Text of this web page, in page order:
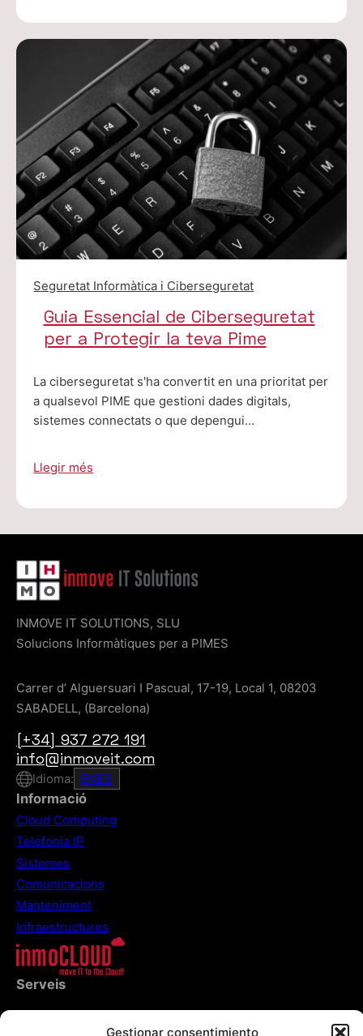
Gestionar consentimiento
Seguretat Informàtica i Ciberseguretat
Guia Essencial de Ciberseguretat
per a Protegir la teva Pime
La ciberseguretat s'ha convertit en una prioritat per
a qualsevol PIME que gestioni dades digitals,
sistemes connectats o que depengui…
Llegir més
INMOVE IT SOLUTIONS, SLU
Solucions Informàtiques per a PIMES
Carrer d’ Alguersuari I Pascual, 17-19, Local 1, 08203
SABADELL, (Barcelona)
[+34] 937 272 191
info@inmoveit.com
Idioma: ENES
Informació
Cloud Computing
Telefonia IP
Sistemes
Comunicacions
Manteniment
Infraestructures
Serveis